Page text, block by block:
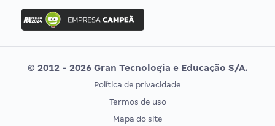
Concurso Ibama
Concurso MPU
Editais publicados
Vunesp
CONCURSOS POR PROFISSÃO
EXAME DE ORDEM
© 2012 - 2026 Gran Tecnologia e Educação S/A.
Política de privacidade
Termos de uso
Mapa do site